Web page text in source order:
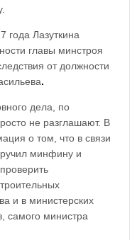
года Лазуткина
главы минстроя
от должности
.
дела, по
не разглашают. В
о том, что в связи
минфину и
и в министерских
самого министра